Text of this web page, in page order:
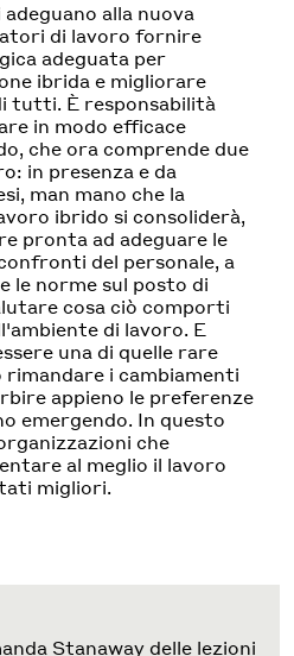
alla nuova
di lavoro fornire
adeguata per
ibrida e migliorare
tutti. È responsabilità
in modo efficace
che ora comprende due
in presenza e da
man mano che la
ibrido si consoliderà,
pronta ad adeguare le
del personale, a
le norme sul posto di
cosa ciò comporti
di lavoro. E
una di quelle rare
rimandare i cambiamenti
appieno le preferenze
emergendo. In questo
che
al meglio il lavoro
migliori.
Stanaway delle lezioni